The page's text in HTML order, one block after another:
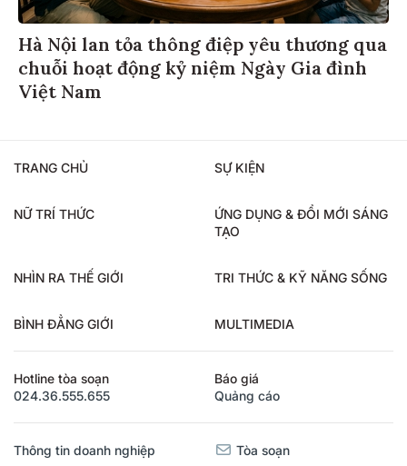
Hà Nội lan tỏa thông điệp yêu thương qua
chuỗi hoạt động kỷ niệm Ngày Gia đình
Việt Nam
TRANG CHỦ SỰ KIỆN
NỮ TRÍ THỨC
ỨNG DỤNG & ĐỔI MỚI SÁNG
TẠO
NHÌN RA THẾ GIỚI TRI THỨC & KỸ NĂNG SỐNG
BÌNH ĐẲNG GIỚI MULTIMEDIA
Hotline tòa soạn
024.36.555.655
Báo giá
Quảng cáo
Thông tin doanh nghiệp Tòa soạn